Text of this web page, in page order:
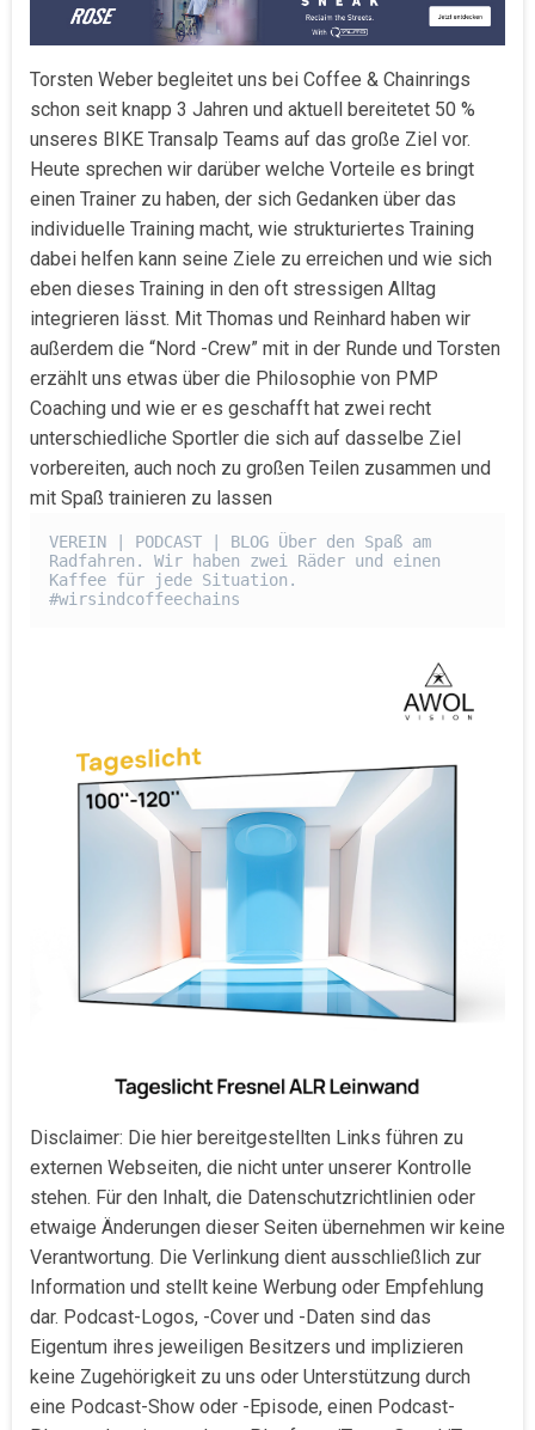
Torsten Weber begleitet uns bei Coffee & Chainrings
schon seit knapp 3 Jahren und aktuell bereitetet 50 %
unseres BIKE Transalp Teams auf das große Ziel vor.
Heute sprechen wir darüber welche Vorteile es bringt
einen Trainer zu haben, der sich Gedanken über das
individuelle Training macht, wie strukturiertes Training
dabei helfen kann seine Ziele zu erreichen und wie sich
eben dieses Training in den oft stressigen Alltag
integrieren lässt. Mit Thomas und Reinhard haben wir
außerdem die “Nord -Crew” mit in der Runde und Torsten
erzählt uns etwas über die Philosophie von PMP
Coaching und wie er es geschafft hat zwei recht
unterschiedliche Sportler die sich auf dasselbe Ziel
vorbereiten, auch noch zu großen Teilen zusammen und
mit Spaß trainieren zu lassen
VEREIN | PODCAST | BLOG Über den Spaß am
Radfahren. Wir haben zwei Räder und einen
Kaffee für jede Situation.
#wirsindcoffeechains
Disclaimer: Die hier bereitgestellten Links führen zu
externen Webseiten, die nicht unter unserer Kontrolle
stehen. Für den Inhalt, die Datenschutzrichtlinien oder
etwaige Änderungen dieser Seiten übernehmen wir keine
Verantwortung. Die Verlinkung dient ausschließlich zur
Information und stellt keine Werbung oder Empfehlung
dar. Podcast-Logos, -Cover und -Daten sind das
Eigentum ihres jeweiligen Besitzers und implizieren
keine Zugehörigkeit zu uns oder Unterstützung durch
eine Podcast-Show oder -Episode, einen Podcast-